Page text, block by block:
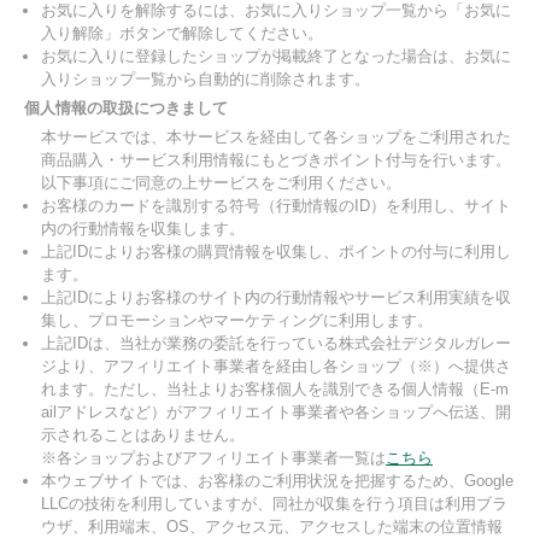
お気に入りを解除するには、お気に入りショップ一覧から「お気に
入り解除」ボタンで解除してください。
お気に入りに登録したショップが掲載終了となった場合は、お気に
入りショップ一覧から自動的に削除されます。
個人情報の取扱につきまして
本サービスでは、本サービスを経由して各ショップをご利用された
商品購入・サービス利用情報にもとづきポイント付与を行います。
以下事項にご同意の上サービスをご利用ください。
お客様のカードを識別する符号（行動情報のID）を利用し、サイト
内の行動情報を収集します。
上記IDによりお客様の購買情報を収集し、ポイントの付与に利用し
ます。
上記IDによりお客様のサイト内の行動情報やサービス利用実績を収
集し、プロモーションやマーケティングに利用します。
上記IDは、当社が業務の委託を行っている株式会社デジタルガレー
ジより、アフィリエイト事業者を経由し各ショップ（※）へ提供さ
れます。ただし、当社よりお客様個人を識別できる個人情報（E-m
ailアドレスなど）がアフィリエイト事業者や各ショップへ伝送、開
示されることはありません。
※各ショップおよびアフィリエイト事業者一覧はこちら
本ウェブサイトでは、お客様のご利用状況を把握するため、Google
LLCの技術を利用していますが、同社が収集を行う項目は利用ブラ
ウザ、利用端末、OS、アクセス元、アクセスした端末の位置情報